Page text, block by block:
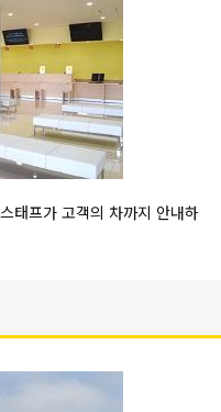
태프가 고객의 차까지 안내하